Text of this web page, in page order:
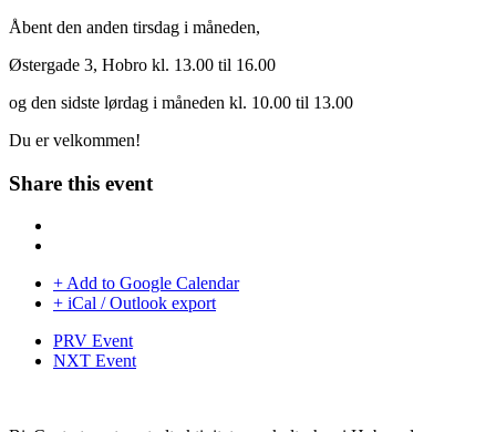
Åbent den anden tirsdag i måneden,
Østergade 3, Hobro kl. 13.00 til 16.00
og den sidste lørdag i måneden kl. 10.00 til 13.00
Du er velkommen!
Share this event
+ Add to Google Calendar
+ iCal / Outlook export
PRV Event
NXT Event